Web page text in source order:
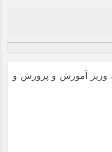
وزیر آموزش و پرورش‌ و